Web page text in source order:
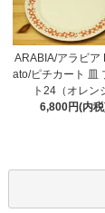
ARABIA/アラビア
ato/ピチカート 皿
ト24（オレン
6,800円(内